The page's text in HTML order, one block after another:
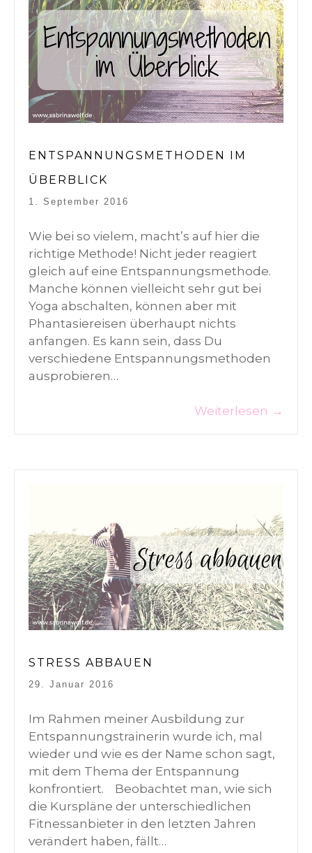
ENTSPANNUNGSMETHODEN IM
ÜBERBLICK
1. September 2016
Wie bei so vielem, macht’s auf hier die
richtige Methode! Nicht jeder reagiert
gleich auf eine Entspannungsmethode.
Manche können vielleicht sehr gut bei
Yoga abschalten, können aber mit
Phantasiereisen überhaupt nichts
anfangen. Es kann sein, dass Du
verschiedene Entspannungsmethoden
ausprobieren…
Weiterlesen →
STRESS ABBAUEN
29. Januar 2016
Im Rahmen meiner Ausbildung zur
Entspannungstrainerin wurde ich, mal
wieder und wie es der Name schon sagt,
mit dem Thema der Entspannung
konfrontiert. Beobachtet man, wie sich
die Kurspläne der unterschiedlichen
Fitnessanbieter in den letzten Jahren
verändert haben, fällt…